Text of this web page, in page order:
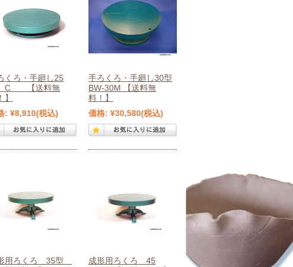
くろ・手廻し25
C 【送料無
】
: ¥8,910(税込)
手ろくろ・手廻し30型
BW-30M 【送料無
料！】
価格: ¥30,580(税込)
用ろくろ 35型
成形用ろくろ 45